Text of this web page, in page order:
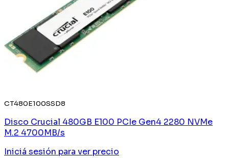
CT480E100SSD8
Disco Crucial 480GB E100 PCIe Gen4 2280 NVMe
M.2 4700MB/s
Iniciá sesión para ver precio